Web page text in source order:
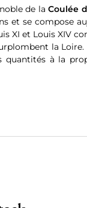
de la Coulée
et se compose
XI et Louis XIV
la Loire.
à la